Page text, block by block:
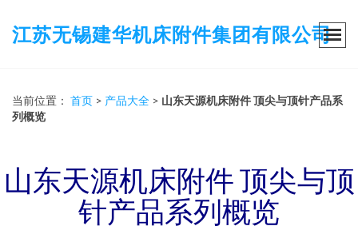
江苏无锡建华机床附件集团有限公司
当前位置： 首页 > 产品大全 > 山东天源机床附件 顶尖与顶针产品系
列概览
山东天源机床附件 顶尖与顶
针产品系列概览